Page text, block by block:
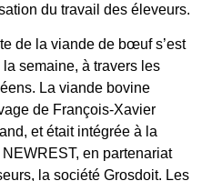
du travail des éleveurs.
de la viande de bœuf s’est
semaine, à travers les
La viande bovine
de François-Xavier
et était intégrée à la
en partenariat
la société Grosdoit. Les